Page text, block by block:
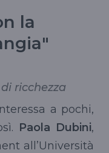
la
ricchezza
a pochi,
Paola Dubini,
all’Università